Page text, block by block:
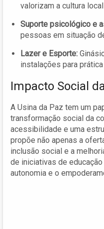
valorizam a cultura
Suporte psicológico e
pessoas em situação
Lazer e Esporte:
instalações para
Impacto Social
A Usina da Paz tem um
transformação social da
acessibilidade e uma
propõe não apenas a
inclusão social e a
de iniciativas de
autonomia e o